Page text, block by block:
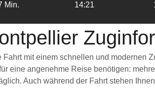
Min. 14:21
mit einem schnellen und modernen
eine angenehme Reise benötigen:
Auch während der Fahrt stehen